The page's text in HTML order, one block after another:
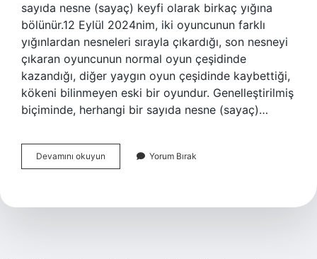
sayıda nesne (sayaç) keyfi olarak birkaç yığına
bölünür.12 Eylül 2024nim, iki oyuncunun farklı
yığınlardan nesneleri sırayla çıkardığı, son nesneyi
çıkaran oyuncunun normal oyun çeşidinde
kazandığı, diğer yaygın oyun çeşidinde kaybettiği,
kökeni bilinmeyen eski bir oyundur. Genelleştirilmiş
biçiminde, herhangi bir sayıda nesne (sayaç)…
Devamını okuyun
Nım
Yorum Bırak